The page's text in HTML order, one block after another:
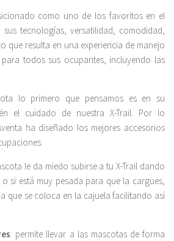
como uno de los favoritos en el
tecnologías, versatilidad, comodidad,
que resulta en una experiencia de manejo
todos sus ocupantes, incluyendo las
lo primero que pensamos es en su
el cuidado de nuestra X-Trail. Por lo
ha diseñado los mejores accesorios
le da miedo subirse a tu X-Trail dando
si está muy pesada para que la cargues,
que se coloca en la cajuela facilitando así
: permite llevar a las mascotas de forma